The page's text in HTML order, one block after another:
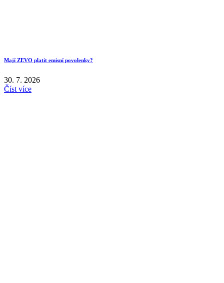
Mají ZEVO platit emisní povolenky?
30. 7. 2026
Číst více